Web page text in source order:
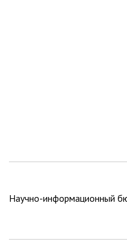
Научно-информационный